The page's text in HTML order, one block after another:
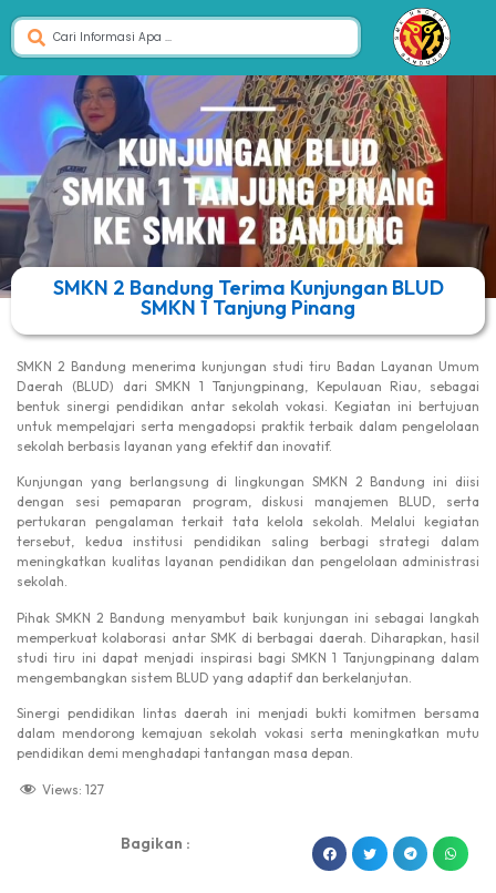
SMKN 2 Bandung Terima Kunjungan BLUD
SMKN 1 Tanjung Pinang
SMKN 2 Bandung menerima kunjungan studi tiru Badan Layanan Umum
Daerah (BLUD) dari SMKN 1 Tanjungpinang, Kepulauan Riau, sebagai
bentuk sinergi pendidikan antar sekolah vokasi. Kegiatan ini bertujuan
untuk mempelajari serta mengadopsi praktik terbaik dalam pengelolaan
sekolah berbasis layanan yang efektif dan inovatif.
Kunjungan yang berlangsung di lingkungan SMKN 2 Bandung ini diisi
dengan sesi pemaparan program, diskusi manajemen BLUD, serta
pertukaran pengalaman terkait tata kelola sekolah. Melalui kegiatan
tersebut, kedua institusi pendidikan saling berbagi strategi dalam
meningkatkan kualitas layanan pendidikan dan pengelolaan administrasi
sekolah.
Pihak SMKN 2 Bandung menyambut baik kunjungan ini sebagai langkah
memperkuat kolaborasi antar SMK di berbagai daerah. Diharapkan, hasil
studi tiru ini dapat menjadi inspirasi bagi SMKN 1 Tanjungpinang dalam
mengembangkan sistem BLUD yang adaptif dan berkelanjutan.
Sinergi pendidikan lintas daerah ini menjadi bukti komitmen bersama
dalam mendorong kemajuan sekolah vokasi serta meningkatkan mutu
pendidikan demi menghadapi tantangan masa depan.
Views: 127
Bagikan :